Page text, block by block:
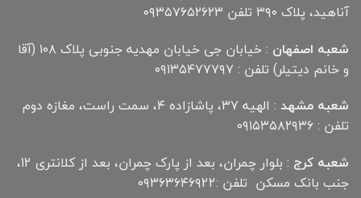
آناهید، پلاک ۳۹۰ تلفن ۰۹۳۵۷۶۵۲۶۲۳
شعبه اصفهان
: خیابان جی خیابان مهدیه جنوبی پلاک ۱۰۸ (آقا
و خانم دیتیلر) تلفن : ۰۹۱۳۵۴۷۷۷۹۷
شعبه مشهد
: الهیه ۳۷، پاشازاده ۴، سمت راست، مغازه دوم
تلفن : ۰۹۱۵۳۵۸۲۹۳۶
شعبه کرج
: بلوار چمران، بعد از پارک چمران، بعد از کلانتری 12،
جنب بانک مسکن تلفن :۰۹۳۶۳۶۴۶۹22